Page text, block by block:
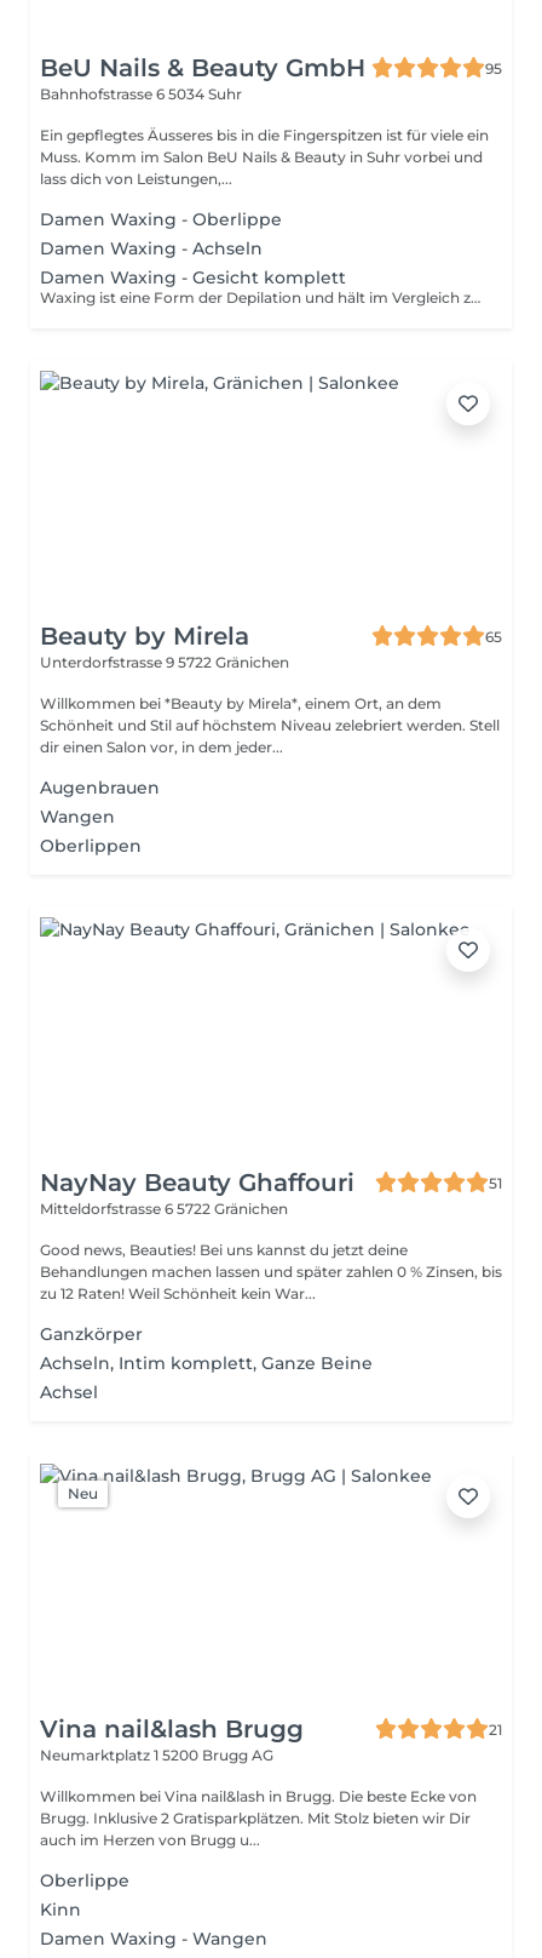
BeU Nails & Beauty GmbH
95
Bahnhofstrasse 6 5034 Suhr
Ein gepflegtes Äusseres bis in die Fingerspitzen ist für viele ein
Muss. Komm im Salon BeU Nails & Beauty in Suhr vorbei und
lass dich von Leistungen,...
Damen Waxing - Oberlippe
Damen Waxing - Achseln
Damen Waxing - Gesicht komplett
Waxing ist eine Form der Depilation und hält im Vergleich zum Rasieren wesentlich länger an. Mithilfe von Wachs wird das Haar mitsamt der Wurzel aus der Haut entfernt. Um die Behandlung optimal durchzuführen, sollten die Härchen eine Länge von 3-5 mm haben. Damit die Prozedur so schmerzfrei wie möglich ist, sollten deine Haare nicht länger als 1 cm sind.
Beauty by Mirela
65
Unterdorfstrasse 9 5722 Gränichen
Willkommen bei *Beauty by Mirela*, einem Ort, an dem
Schönheit und Stil auf höchstem Niveau zelebriert werden. Stell
dir einen Salon vor, in dem jeder...
Augenbrauen
Wangen
Oberlippen
NayNay Beauty Ghaffouri
51
Mitteldorfstrasse 6 5722 Gränichen
Good news, Beauties! Bei uns kannst du jetzt deine
Behandlungen machen lassen und später zahlen 0 % Zinsen, bis
zu 12 Raten! Weil Schönheit kein War...
Ganzkörper
Achseln, Intim komplett, Ganze Beine
Achsel
Neu
Vina nail&lash Brugg
21
Neumarktplatz 1 5200 Brugg AG
Willkommen bei Vina nail&lash in Brugg. Die beste Ecke von
Brugg. Inklusive 2 Gratisparkplätzen. Mit Stolz bieten wir Dir
auch im Herzen von Brugg u...
Oberlippe
Kinn
Damen Waxing - Wangen